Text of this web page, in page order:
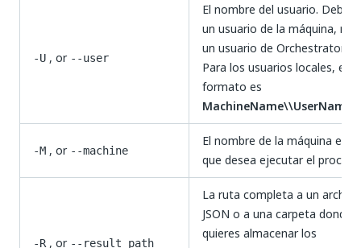
-U , or --user
El nombre del usuario. Debe
un usuario de la máquina, no
un usuario de Orchestrator.
Para los usuarios locales, el
formato es
MachineName\\UserName
-M , or --machine
El nombre de la máquina en la
que desea ejecutar el
-R, or --result_path
La ruta completa a un archivo
JSON o a una carpeta donde
quieres almacenar los